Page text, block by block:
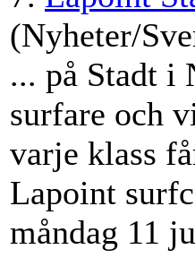
(Nyheter/
... på Stadt i
surfare och
varje klass
Lapoint
måndag 11